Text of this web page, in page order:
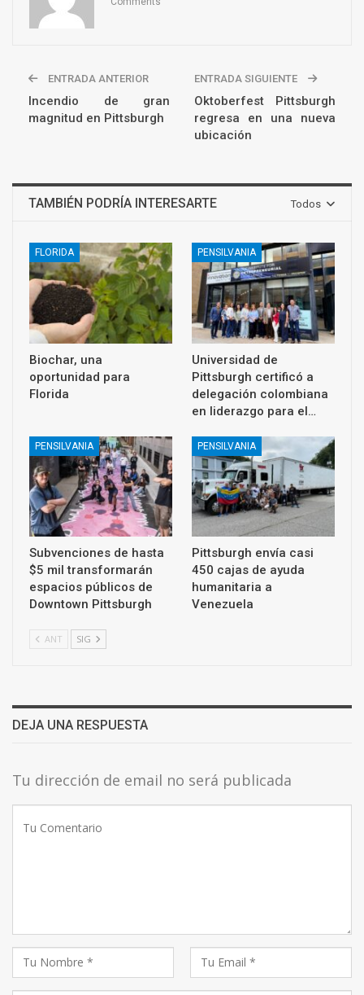
ENTRADA ANTERIOR
Incendio de gran
magnitud en Pittsburgh
ENTRADA SIGUIENTE
Oktoberfest Pittsburgh
regresa en una nueva
ubicación
Todos
TAMBIÉN PODRÍA INTERESARTE
FLORIDA
Biochar, una
oportunidad para
Florida
PENSILVANIA
Universidad de
Pittsburgh certificó a
delegación colombiana
en liderazgo para el…
PENSILVANIA
Subvenciones de hasta
$5 mil transformarán
espacios públicos de
Downtown Pittsburgh
PENSILVANIA
Pittsburgh envía casi
450 cajas de ayuda
humanitaria a
Venezuela
ANT SIG
DEJA UNA RESPUESTA
Tu dirección de email no será publicada